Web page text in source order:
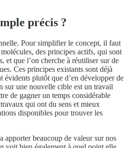
précis ?
Pour simplifier le concept, il faut
des principes actifs, qui sont
et que l’on cherche à réutiliser sur de
Ces principes existants sont déjà
évidents plutôt que d’en développer de
sur une nouvelle cible est un travail
de gagner un temps considérable
qui ont du sens et mieux
disponibles pour trouver les
apporter beaucoup de valeur sur nos